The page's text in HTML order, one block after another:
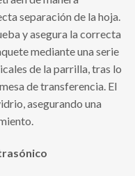
separación de la hoja.
y asegura la correcta
mediante una serie
de la parrilla, tras lo
de transferencia. El
asegurando una